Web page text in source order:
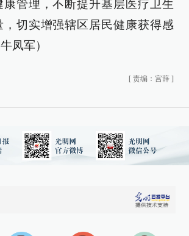
康管理，不断提升基层医疗卫生
，切实增强辖区居民健康获得感
凤军）
[ 责编：宫辞 ]